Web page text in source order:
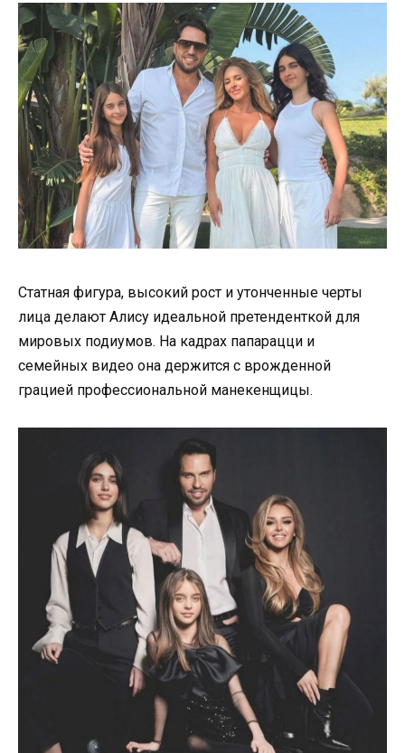
Статная фигура, высокий рост и утонченные черты
лица делают Алису идеальной претенденткой для
мировых подиумов. На кадрах папарацци и
семейных видео она держится с врожденной
грацией профессиональной манекенщицы.